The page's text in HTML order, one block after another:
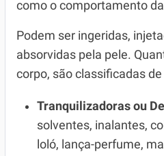
Química
Todos os Exercícios
como o comportamento
Podem ser ingeridas,
absorvidas pela pele.
corpo, são classificadas
Tranquilizadoras ou
solventes, inalantes,
loló, lança-perfume,